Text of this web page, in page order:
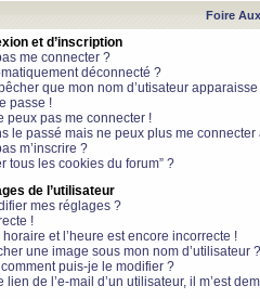
Foire
et d’inscription
me connecter ?
déconnecté ?
que mon nom d’utisateur
passe !
peux pas me connecter !
le passé mais ne peux plus me connecter
m’inscrire ?
tous les cookies du forum” ?
de l’utilisateur
mes réglages ?
!
et l’heure est encore incorrecte !
une image sous mon nom d’utilisateur ?
puis-je le modifier ?
de l’e-mail d’un utilisateur, il m’est